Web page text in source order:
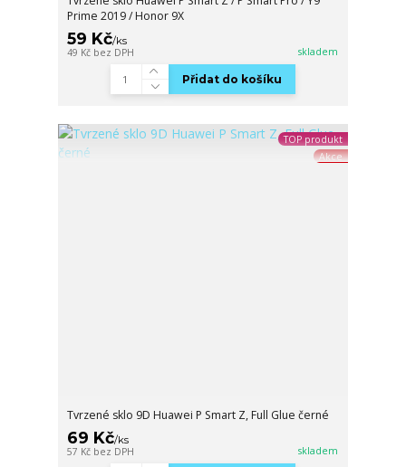
Prime 2019 / Honor 9X
59 Kč/ks
49 Kč bez DPH skladem
Přidat do košíku
TOP produkt
Akce
Tvrzené sklo 9D Huawei P Smart Z, Full Glue černé
69 Kč/ks
57 Kč bez DPH skladem